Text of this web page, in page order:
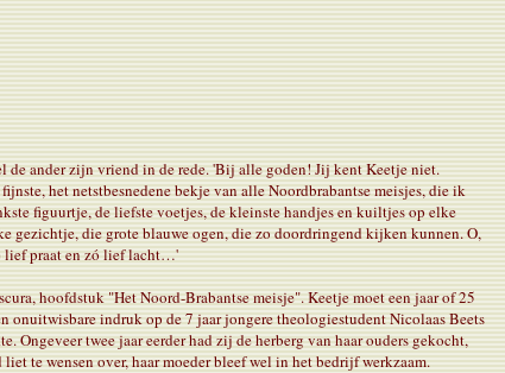
de ander zijn vriend in de rede. 'Bij alle goden! Jij kent Keetje niet.
het netstbesnedene bekje van alle Noordbrabantse meisjes, die ik
figuurtje, de liefste voetjes, de kleinste handjes en kuiltjes op elke
gezichtje, die grote blauwe ogen, die zo doordringend kijken kunnen. O,
lief praat en zó lief lacht…'
hoofdstuk "Het Noord-Brabantse meisje". Keetje moet een jaar of 25
onuitwisbare indruk op de 7 jaar jongere theologiestudent Nicolaas Beets
Ongeveer twee jaar eerder had zij de herberg van haar ouders gekocht,
liet te wensen over, haar moeder bleef wel in het bedrijf werkzaam.